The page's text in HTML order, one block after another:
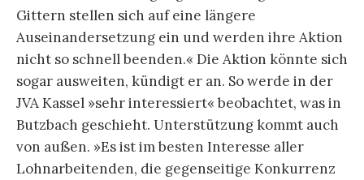
Gittern stellen sich auf eine längere
Auseinandersetzung ein und werden ihre Aktion
nicht so schnell beenden.« Die Aktion könnte sich
sogar ausweiten, kündigt er an. So werde in der
JVA Kassel »sehr interessiert« beobachtet, was in
Butzbach geschieht. Unterstützung kommt auch
von außen. »Es ist im besten Interesse aller
Lohnarbeitenden, die gegenseitige Konkurrenz